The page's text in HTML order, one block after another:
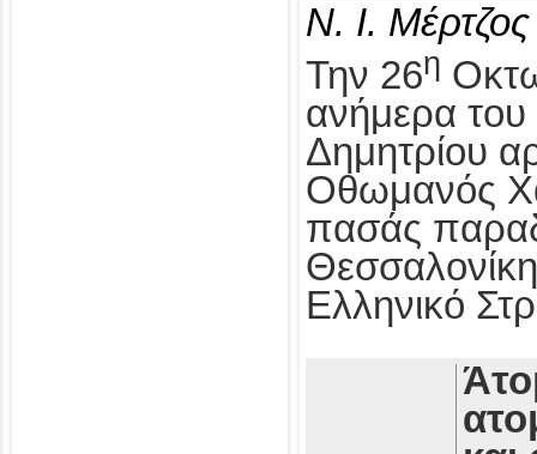
Ν. Ι. Μέρτζος
Την 26η
ανήμερα του
Δημητρίου
Οθωμανός
πασάς
Ελληνικό